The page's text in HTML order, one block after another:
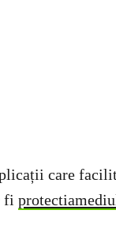
care
fi